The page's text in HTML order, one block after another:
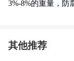
3%-8%的重量，防
其他推荐